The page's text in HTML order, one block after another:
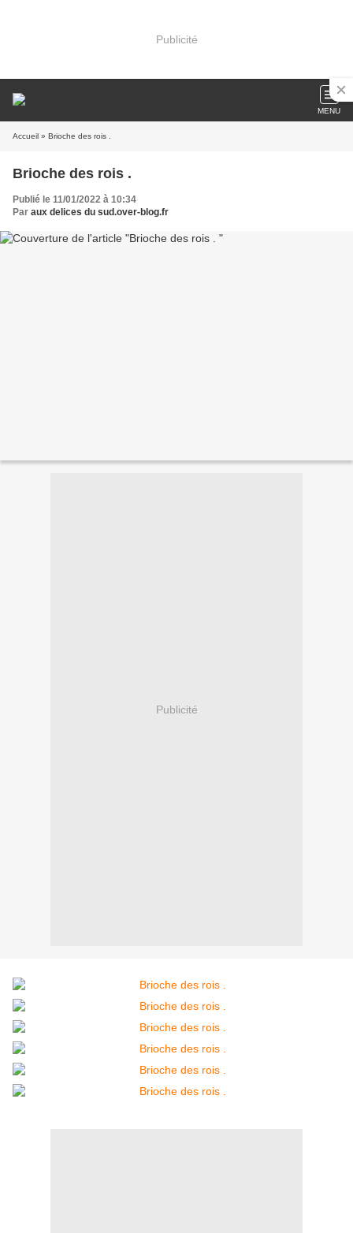
Publicité
MENU
Accueil » Brioche des rois .
Brioche des rois .
Publié le 11/01/2022 à 10:34
Par aux delices du sud.over-blog.fr
Publicité